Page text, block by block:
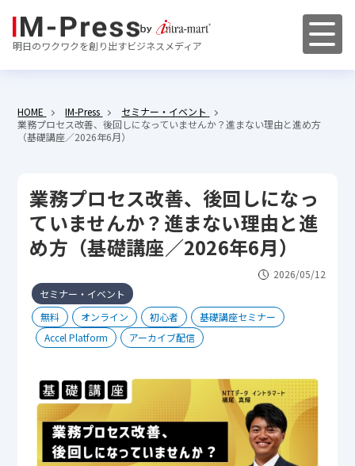
明日のワクワクを創り出すビジネスメディア
HOME IM-Press
セミナー・イベント
業務プロセス改善、後回しになっていませんか？進まない理由と進め方
（基礎講座／2026年6月）
業務プロセス改善、後回しになっ
ていませんか？進まない理由と進
め方（基礎講座／2026年6月）
2026/05/12
セミナー・イベント
無料
オンライン 初心者
基礎講座セミナー
Accel Platform
アーカイブ配信